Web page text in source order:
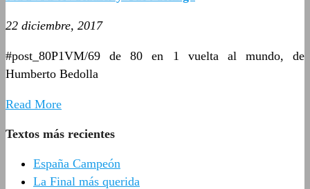
22 diciembre, 2017
#post_80P1VM/69 de 80 en 1 vuelta al mundo, de
Humberto Bedolla
Read More
Textos más recientes
España Campeón
La Final más querida